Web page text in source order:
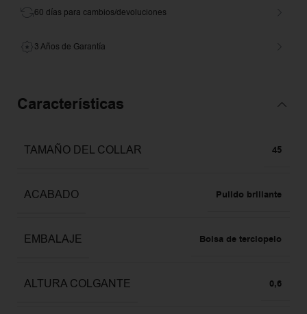
60 días para cambios/devoluciones
3 Años de Garantía
Características
TAMAÑO DEL COLLAR 45
ACABADO Pulido brillante
EMBALAJE Bolsa de terciopelo
ALTURA COLGANTE 0,6